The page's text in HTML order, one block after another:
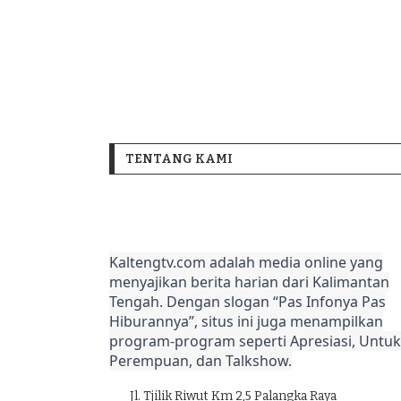
TENTANG KAMI
Kaltengtv.com adalah media online yang
menyajikan berita harian dari Kalimantan
Tengah. Dengan slogan “Pas Infonya Pas
Hiburannya”, situs ini juga menampilkan
program-program seperti Apresiasi, Untuk
Perempuan, dan Talkshow.
Jl. Tjilik Riwut Km 2,5 Palangka Raya